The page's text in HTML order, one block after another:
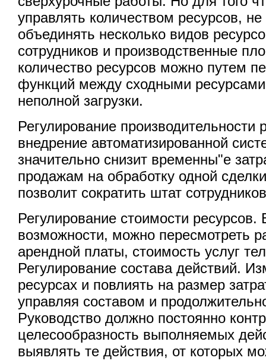
управлять количеством ресурсов,
объединять несколько видов
сотрудников и производственные
количество ресурсов можно путем
функций между сходными
неполной загрузки.
Регулирование производительности
внедрение автоматизированной
значительно снизит временны"е
продажам на обработку одной
позволит сократить штат
Регулирование стоимости ресурсов.
возможности, можно пересмотреть
арендной платы, стоимость услуг
Регулирование состава действий.
ресурсах и повлиять на размер
управляя составом и
Руководство должно постоянно
целесообразность выполняемых
выявлять те действия, от которых